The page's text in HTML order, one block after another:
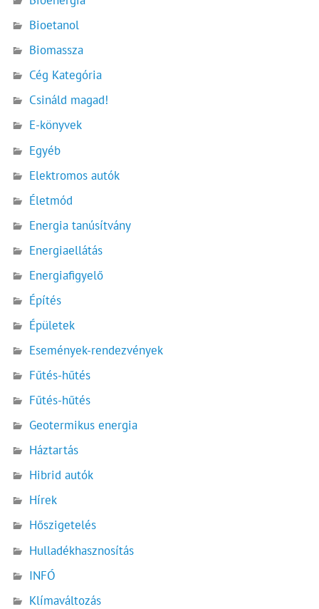
Bioetanol
Biomassza
Cég Kategória
Csináld magad!
E-könyvek
Egyéb
Elektromos autók
Életmód
Energia tanúsítvány
Energiaellátás
Energiafigyelő
Építés
Épületek
Események-rendezvények
Fűtés-hűtés
Fűtés-hűtés
Geotermikus energia
Háztartás
Hibrid autók
Hírek
Hőszigetelés
Hulladékhasznosítás
INFÓ
Klímaváltozás